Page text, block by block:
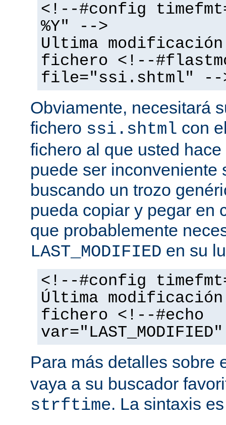
<!--#config
%Y" -->
Ultima
fichero <!--
file="ssi.shtml" --
Obviamente, necesitará
fichero ssi.shtml con
fichero al que usted
puede ser inconveniente
buscando un trozo
pueda copiar y pegar en
que probablemente
LAST_MODIFIED en su
<!--#config
Última
fichero <!--#echo
Para más detalles sobre
vaya a su buscador
strftime. La sintaxis